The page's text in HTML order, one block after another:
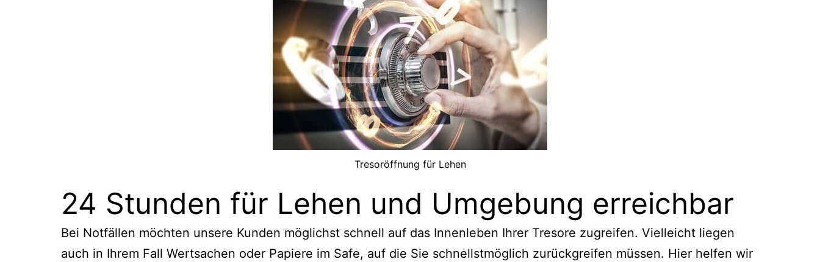
Tresoröffnung für Lehen
24 Stunden für Lehen und Umgebung erreichbar
Bei Notfällen möchten unsere Kunden möglichst schnell auf das Innenleben Ihrer Tresore zugreifen. Vielleicht liegen
auch in Ihrem Fall Wertsachen oder Papiere im Safe, auf die Sie schnellstmöglich zurückgreifen müssen. Hier helfen wir